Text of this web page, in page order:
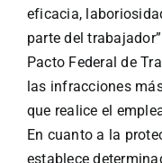
eficacia,
parte del
Pacto Federal de
las infracciones
que realice el
En cuanto a la
establece